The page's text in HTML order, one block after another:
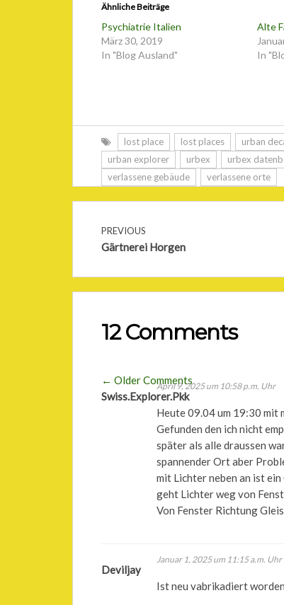
Ähnliche Beiträge
Psychiatrie Italien
März 30, 2019
In "Blog Ausland"
Alte
In
lost place lost places urban
urban explorer
urbex urbex
verlassene gebäude
verlassene orte
PREVIOUS
Gärtnerei Horgen
12 Comments
Comment
navigation
← Older Comments
Swiss.Explorer.Pkk
April 9, 2025 um 10:58 p.m. Uhr
Heute 09.04 um 19:30 mit
Gefunden den ich nicht
später als alle draussen
spannender Ort aber
mit Lichter neben an ist ein
geht Lichter weg von
Von Fenster Richtung
Deviljay
Januar 1, 2025 um 11:15 a.m. Uhr
Ist neu vabrikadiert
Comment
navigation